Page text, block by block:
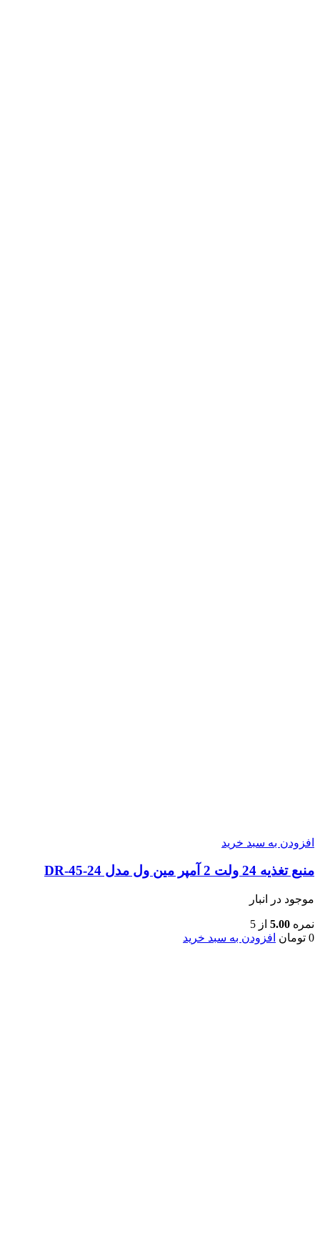
افزودن به سبد خرید
منبع تغذیه 24 ولت 2 آمپر مین ول مدل DR-45-24
موجود در انبار
نمره 5.00 از 5
0 تومان افزودن به سبد خرید